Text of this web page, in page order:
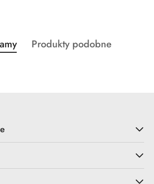
produktów
Produkty
Produkty podobne